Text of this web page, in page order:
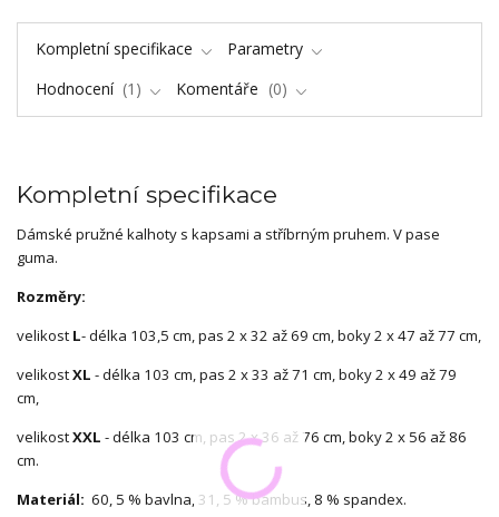
Kompletní specifikace
Parametry
Hodnocení
1 Komentáře 0
Kompletní specifikace
Dámské pružné kalhoty s kapsami a stříbrným pruhem. V pase
guma.
Rozměry:
velikost L- délka 103,5 cm, pas 2 x 32 až 69 cm, boky 2 x 47 až 77 cm,
velikostXL - délka 103 cm, pas 2 x 33 až 71 cm, boky 2 x 49 až 79
cm,
velikostXXL - délka 103 cm, pas 2 x 36 až 76 cm, boky 2 x 56 až 86
cm.
Materiál: 60, 5 % bavlna, 31, 5 % bambus, 8 % spandex.